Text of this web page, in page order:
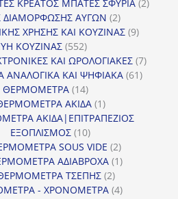
ΚΡΕΑΤΟΣ ΜΠΑΤΕΣ ΣΦΥΡΙΑ 2
ΑΥΓΩΝ 22
προϊόντα
ΧΡΗΣΗΣ ΚΑΙ ΚΟΥΖΙΝΑΣ 99
ΚΟΥΖΙΝΑΣ 552552
προϊόντα
ΚΑΙ ΩΡΟΛΟΓΙΑΚΕΣ 77
ΚΑΙ ΨΗΦΙΑΚΑ 6161
ΘΕΡΜΟΜΕΤΡΑ 1414
προϊόντα
ΑΚΙΔΑ 11
προϊόν
ΑΚΙΔΑ|ΕΠΙΤΡΑΠΕΖΙΟΣ
ΕΞΟΠΛΙΣΜΟΣ 1010
προϊόντα
SOUS VIDE 22
προϊόντα
ΑΔΙΑΒΡΟΧΑ 11
ΤΣΕΠΗΣ 22
προϊόντα
- ΧΡΟΝΟΜΕΤΡΑ 44